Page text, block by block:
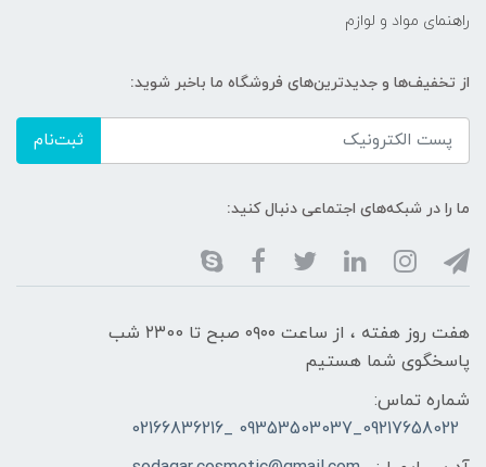
راهنمای مواد و لوازم
از تخفیف‌ها و جدیدترین‌های فروشگاه ما باخبر شوید:
ثبت‌نام
ما را در شبکه‌های اجتماعی دنبال کنید:
هفت روز هفته ، از ساعت ۰۹۰۰ صبح تا ۲۳00 شب
پاسخگوی شما هستیم
شماره تماس:
09217658022_09353503037 _02166836216